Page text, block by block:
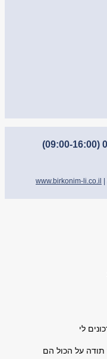
|
www.birkonim-li.co.il
לי
תודה על הכול הם